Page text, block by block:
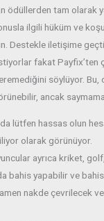
ödüllerden tam olarak
ilgili hüküm ve
Destekle iletişime
fakat Payfix’ten
söylüyor. Bu,
ancak
lütfen hassas olun
olarak görünüyor.
ayrıca kriket,
bahis yapabilir ve
nakde çevrilecek ve